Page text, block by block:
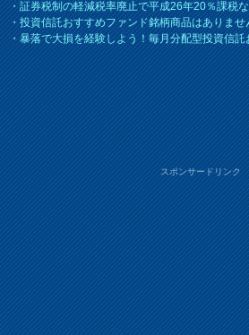
・証券税制の軽減税率廃止で平成26年20％課税
・投資信託おすすめファンド銘柄商品はありませ
・暴落で大損を経験しよう！毎月分配型投資信
スポンサードリンク